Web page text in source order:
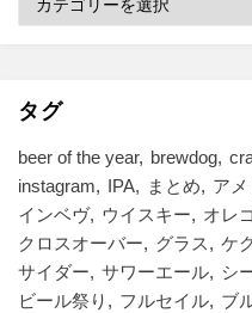
ー
タグ
beer of the year brewdog
instagram
IPA まとめ アメ
インベヴ
ウイスキー オレ
クロスオーバー
グラス ケ
サイダー
サワーエール シ
ビール祭り
フルセイル
ブ